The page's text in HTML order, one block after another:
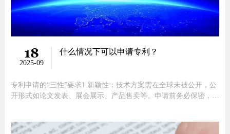
18
2025-09
什么情况下可以申请专利？
专利申请的“三性”要求1.新颖性：技术方案需在全球未被公开，公
开形式如论文发表、展会展示、产品售卖等。申请前务必保密，提
调温且算法独特的杯子则符合要求。3.实用性：技术方案要可实际